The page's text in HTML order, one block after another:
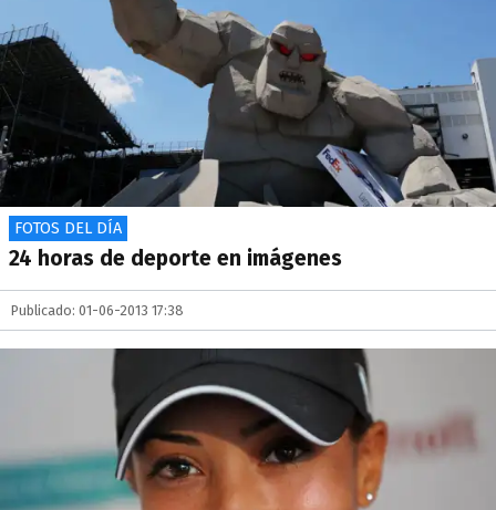
FOTOS DEL DÍA
24 horas de deporte en imágenes
Publicado: 01-06-2013 17:38